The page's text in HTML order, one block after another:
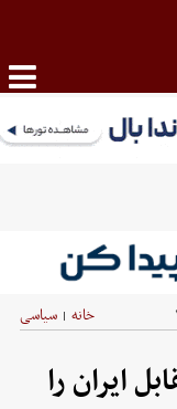
خانه | سیاسی
ایران را